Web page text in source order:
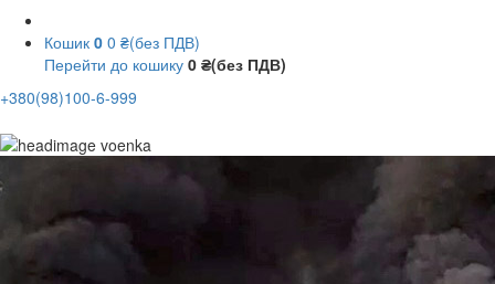
Кошик 0 0 ₴(без ПДВ)
Перейти до кошику 0 ₴(без ПДВ)
+380(98)100-6-999